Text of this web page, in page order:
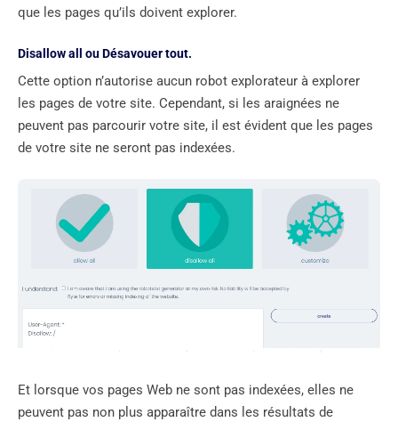
que les pages qu’ils doivent explorer.
Disallow all ou Désavouer tout.
Cette option n’autorise aucun robot explorateur à explorer
les pages de votre site. Cependant, si les araignées ne
peuvent pas parcourir votre site, il est évident que les pages
de votre site ne seront pas indexées.
Et lorsque vos pages Web ne sont pas indexées, elles ne
peuvent pas non plus apparaître dans les résultats de